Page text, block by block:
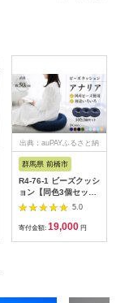
出典：auPAYふるさと納
群馬県 前橋市
R4-76-1 ビーズクッシ
ョン【同色3個セッ
ト】アナリア（大ビー
ズ）【ブラウン】｜ビ
ーズ 大ビーズ クッシ
5.0
寄付金額: 19,000 円